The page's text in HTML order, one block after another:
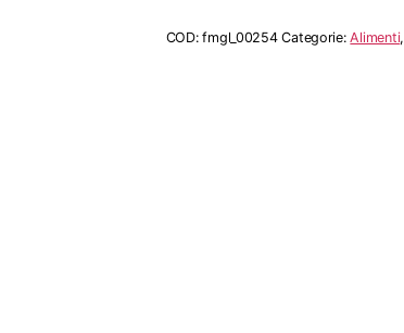
quantità
COD:fmgl_00254 Categorie:Alimenti,